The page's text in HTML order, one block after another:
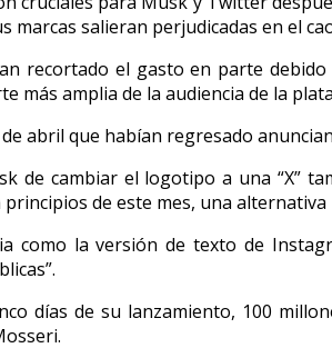
marcas salieran perjudicadas en el
recortado el gasto en parte
más amplia de la audiencia de la
abril que habían regresado
de cambiar el logotipo a una “X”
principios de este mes, una
como la versión de texto de
días de su lanzamiento, 100